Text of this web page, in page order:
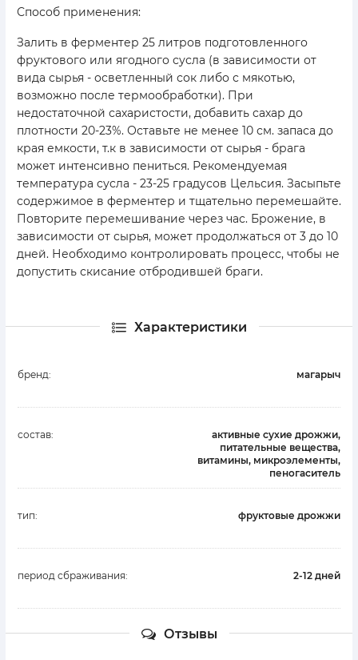
Способ применения:
Залить в ферментер 25 литров подготовленного
фруктового или ягодного сусла (в зависимости от
вида сырья - осветленный сок либо с мякотью,
возможно после термообработки). При
недостаточной сахаристости, добавить сахар до
плотности 20-23%. Оставьте не менее 10 см. запаса до
края емкости, т.к в зависимости от сырья - брага
может интенсивно пениться. Рекомендуемая
температура сусла - 23-25 градусов Цельсия. Засыпьте
содержимое в ферментер и тщательно перемешайте.
Повторите перемешивание через час. Брожение, в
зависимости от сырья, может продолжаться от 3 до 10
дней. Необходимо контролировать процесс, чтобы не
допустить скисание отбродившей браги.
Характеристики
бренд: магарыч
состав:
активные сухие дрожжи,
питательные вещества,
витамины, микроэлементы,
пеногаситель
тип: фруктовые дрожжи
период сбраживания: 2-12 дней
Отзывы